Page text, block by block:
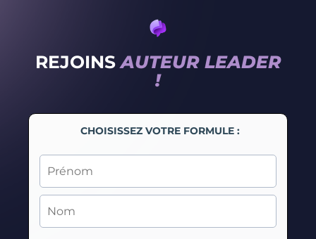
REJOINSAUTEUR LEADER
!
CHOISISSEZ VOTRE FORMULE :